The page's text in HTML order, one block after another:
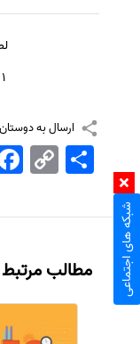
1
ارسال به
Copy
Link
اشتراک
مطالب مرتبط شبکه های اجتماعی